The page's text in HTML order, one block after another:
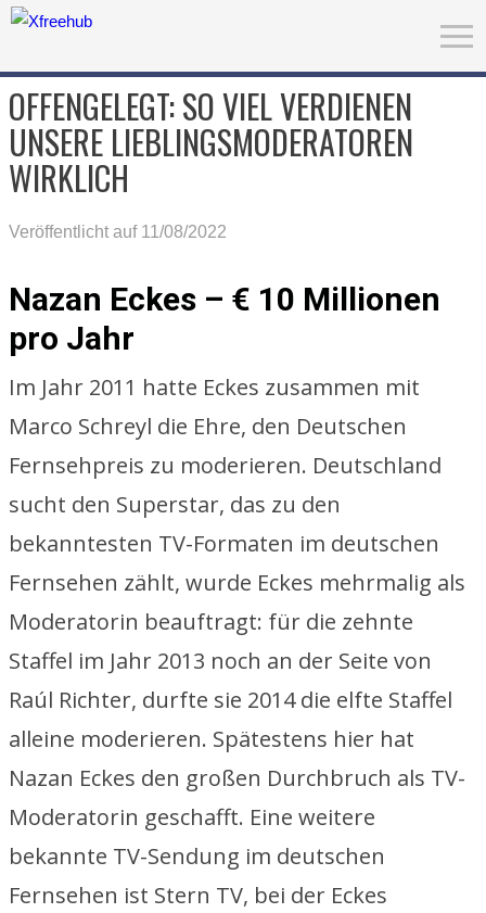
OFFENGELEGT: SO VIEL VERDIENEN
UNSERE LIEBLINGSMODERATOREN
WIRKLICH
Veröffentlicht auf 11/08/2022
Nazan Eckes – € 10 Millionen
pro Jahr
Im Jahr 2011 hatte Eckes zusammen mit
Marco Schreyl die Ehre, den Deutschen
Fernsehpreis zu moderieren. Deutschland
sucht den Superstar, das zu den
bekanntesten TV-Formaten im deutschen
Fernsehen zählt, wurde Eckes mehrmalig als
Moderatorin beauftragt: für die zehnte
Staffel im Jahr 2013 noch an der Seite von
Raúl Richter, durfte sie 2014 die elfte Staffel
alleine moderieren. Spätestens hier hat
Nazan Eckes den großen Durchbruch als TV-
Moderatorin geschafft. Eine weitere
bekannte TV-Sendung im deutschen
Fernsehen ist Stern TV, bei der Eckes